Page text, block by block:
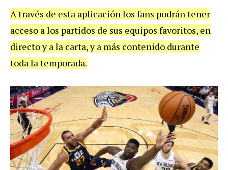
A través de esta aplicación los fans podrán tener
acceso a los partidos de sus equipos favoritos, en
directo y a la carta, y a más contenido durante
toda la temporada.